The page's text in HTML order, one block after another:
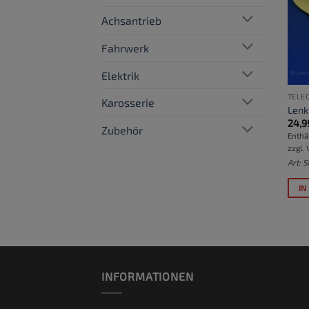
Achsantrieb
Fahrwerk
Elektrik
Karosserie
Zubehör
zzgl.
Art:
IN
INFORMATIONEN